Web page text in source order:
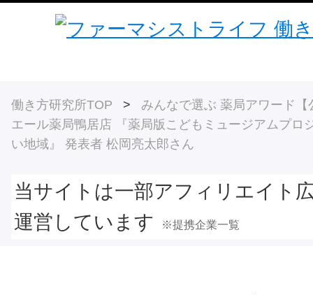
働き方研究所TOP > みんなで選ぶ 薬局アワード【
エール薬局鴨居店 『薬局版こどもミュージアムプロ
い地域』 発表者 松岡亮太郎さん
当サイトは一部アフィリエイト
運営しています
※提携企業一覧